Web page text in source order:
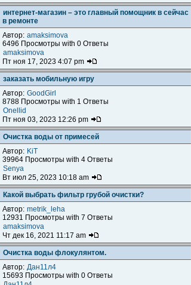
интернет-магазин – это главный помощник в сейчас
в ремонте
Автор: amaksimova
6496 Просмотры with 0 Ответы
amaksimova
Пт ноя 17, 2023 4:07 pm
заказать мобильную игру
Автор: GoodGirl
8788 Просмотры with 1 Ответы
Onellid
Пт ноя 03, 2023 12:26 pm
Очистка воды от примесей
Автор: KiT
39964 Просмотры with 4 Ответы
Senya
Вт июл 25, 2023 10:18 am
Какой выбрать фильтр грубой очистки?
Автор: metrik_leha
12931 Просмотры with 7 Ответы
amaksimova
Чт дек 16, 2021 11:17 am
Очистка воды флокулянтом.
Автор: Дан11л4
15693 Просмотры with 0 Ответы